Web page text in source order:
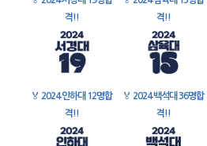
격!!
격!!
🏅 2024 인하대 12명합
격!!
🏅 2024 백석대 36명합
격!!